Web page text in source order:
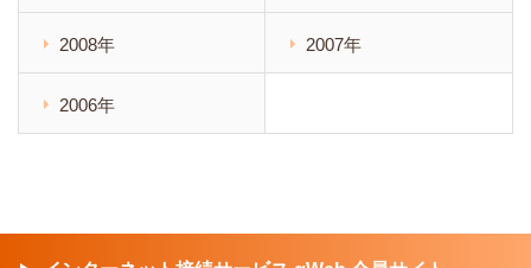
2008年 2007年
2006年